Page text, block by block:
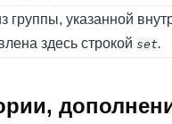
группы, указанной
здесь строкойset.